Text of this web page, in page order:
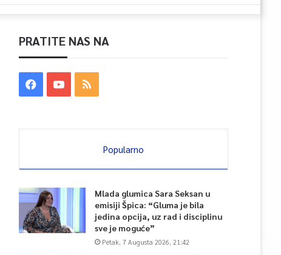
PRATITE NAS NA
Popularno
Mlada glumica Sara Seksan u
emisiji Špica: “Gluma je bila
jedina opcija, uz rad i disciplinu
sve je moguće”
Petak, 7 Augusta 2026, 21:42